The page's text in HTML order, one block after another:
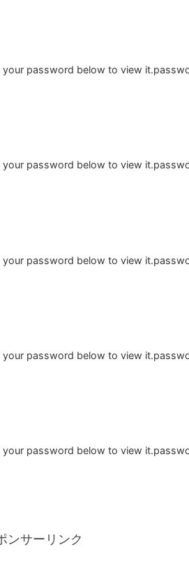
password below to view
password below to view
password below to view
password below to view
password below to view
ンサーリンク